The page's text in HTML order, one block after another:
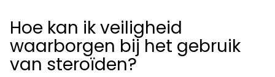
Hoe kan ik veiligheid
waarborgen bij het gebruik
van steroïden?